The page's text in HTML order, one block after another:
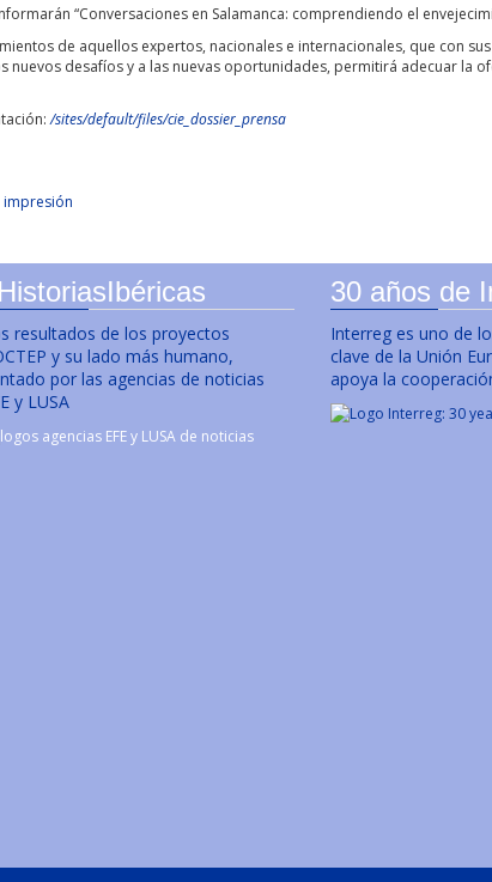
“Conversaciones en Salamanca: comprendiendo el
de aquellos expertos, nacionales e internacionales, que con
desafíos y a las nuevas oportunidades, permitirá adecuar la
/sites/default/files/cie_dossier_prensa
impresión
resultados de los proyectos
y su lado más humano,
por las agencias de noticias
y LUSA
30 años de
Interreg es uno de
clave de la Unión
apoya la